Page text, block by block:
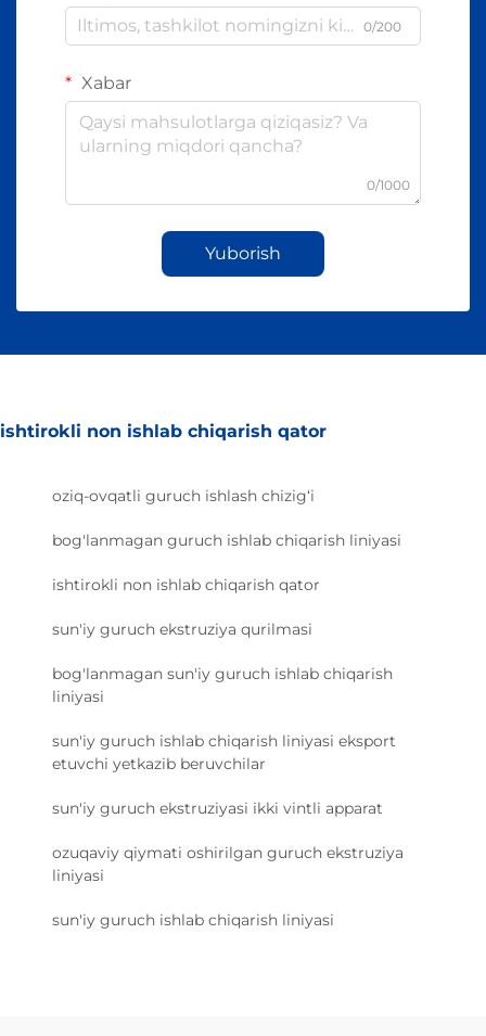
0/200
Xabar
0/1000
Yuborish
ishtirokli non ishlab chiqarish qator
oziq-ovqatli guruch ishlash chizig‘i
bog'lanmagan guruch ishlab chiqarish liniyasi
ishtirokli non ishlab chiqarish qator
sun'iy guruch ekstruziya qurilmasi
bog'lanmagan sun'iy guruch ishlab chiqarish
liniyasi
sun'iy guruch ishlab chiqarish liniyasi eksport
etuvchi yetkazib beruvchilar
sun'iy guruch ekstruziyasi ikki vintli apparat
ozuqaviy qiymati oshirilgan guruch ekstruziya
liniyasi
sun'iy guruch ishlab chiqarish liniyasi